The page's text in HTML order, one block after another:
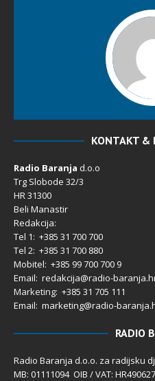
KONTAKT &
Radio Baranja d.o.o
Trg Slobode 32/3
HR 31300
Beli Manastir
Redakcija:
Tel 1: +385 31 700 700
Tel 2: +385 31 700 880
Mobitel: +385 99 700 700 9
Email: redakcija@radio-
Marketing: +385 31 705 111
Email: marketing@radio-
RADIO
Radio Baranja d.o.o. za radijsku
MB: 01111094 OIB / VAT: